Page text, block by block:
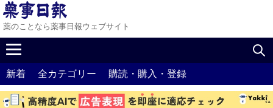
薬のことなら薬事日報ウェブサイト
新着 全カテゴリー 購読・購入・登録